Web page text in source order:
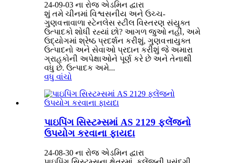
24-09-03 ના રોજ એડમિન દ્વારા
શું તમે ચીનમાં વિશ્વસનીય અને ઉચ્ચ-
ગુણવત્તાવાળા સ્ટેનલેસ સ્ટીલ વિસ્તરણ સંયુક્ત
ઉત્પાદકો શોધી રહ્યાં છો? આગળ જુઓ નહીં, અમે
ઉદ્યોગમાં શ્રેષ્ઠ પ્રદર્શન કરીશું, ગુણવત્તાયુક્ત
ઉત્પાદનો અને સેવાઓ પ્રદાન કરીશું જે અમારા
ગ્રાહકોની અપેક્ષાઓને પૂર્ણ કરે છે અને તેનાથી
વધુ છે. ઉત્પાદક અમે...
વધુ વાંચો
પાઇપિંગ સિસ્ટમ્સમાં AS 2129 ફ્લેંજનો
ઉપયોગ કરવાના ફાયદા
24-08-30 ના રોજ એડમિન દ્વારા